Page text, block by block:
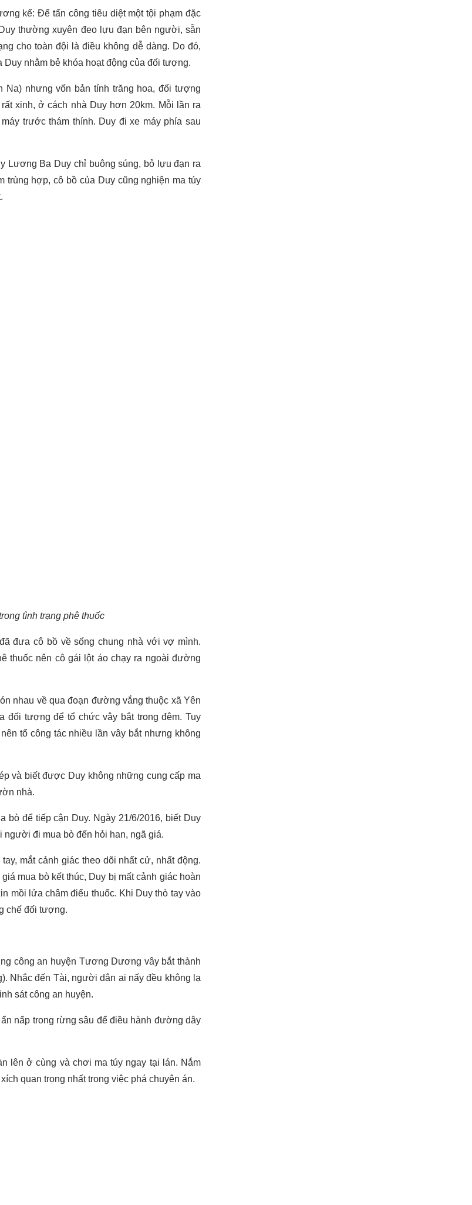
kể: Để tấn công tiêu diệt một tội phạm đặc
thường xuyên đeo lựu đạn bên người, sẵn
cho toàn đội là điều không dễ dàng. Do đó,
Duy nhằm bẻ khóa hoạt động của đối tượng.
nhưng vốn bản tính trăng hoa, đối tượng
xinh, ở cách nhà Duy hơn 20km. Mỗi lần ra
trước thám thính. Duy đi xe máy phía sau
Lương Ba Duy chỉ buông súng, bỏ lựu đạn ra
hợp, cô bồ của Duy cũng nghiện ma túy
tình trạng phê thuốc
đưa cô bồ về sống chung nhà với vợ mình.
thuốc nên cô gái lột áo chạy ra ngoài đường
nhau về qua đoạn đường vắng thuộc xã Yên
đối tượng để tổ chức vây bắt trong đêm. Tuy
tổ công tác nhiều lần vây bắt nhưng không
và biết được Duy không những cung cấp ma
nhà.
để tiếp cận Duy. Ngày 21/6/2016, biết Duy
người đi mua bò đến hỏi han, ngã giá.
mắt cảnh giác theo dõi nhất cử, nhất động.
mua bò kết thúc, Duy bị mất cảnh giác hoàn
mồi lửa châm điếu thuốc. Khi Duy thò tay vào
chế đối tượng.
công an huyện Tương Dương vây bắt thành
Nhắc đến Tài, người dân ai nấy đều không lạ
sát công an huyện.
nấp trong rừng sâu để điều hành đường dây
lên ở cùng và chơi ma túy ngay tại lán. Nắm
quan trọng nhất trong việc phá chuyên án.